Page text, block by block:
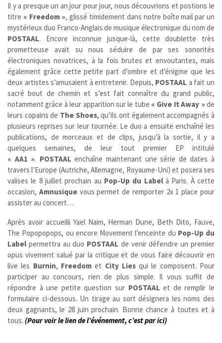
Il y a presque un an jour pour jour, nous découvrions et postions le
titre « Freedom », glissé timidement dans notre boîte mail par un
mystérieux duo Franco-Anglais de musique électronique du nom de
POSTAAL. Encore inconnue jusque-là, cette doublette très
prometteuse avait su nous séduire de par ses sonorités
électroniques novatrices, à la fois brutes et envoutantes, mais
également grâce cette petite part d’ombre et d’énigme que les
deux artistes s’amusaient à entretenir. Depuis, POSTAAL a fait un
sacré bout de chemin et s’est fait connaître du grand public,
notamment grâce à leur apparition sur le tube « Give It Away » de
leurs copains de The Shoes, qu’ils ont également accompagnés à
plusieurs reprises sur leur tournée. Le duo a ensuite enchaîné les
publications, de morceaux et de clips, jusqu’à la sortie, il y a
quelques semaines, de leur tout premier EP intitulé
« AA1 ». POSTAAL enchaîne maintenant une série de dates à
travers l’Europe (Autriche, Allemagne, Royaume-Uni) et posera ses
valises le 8 juillet prochain au Pop-Up du Labelà Paris. À cette
occasion, Amnusiquevous permet de remporter 2x 1 place pour
assister au concert…
Après avoir accueilli Yael Naim, Herman Dune, Beth Dito, Fauve,
The Popopopops, ou encore Movement l’enceinte du Pop-Up du
Label permettra au duo POSTAAL de venir défendre un premier
opus vivement salué par la critique et de vous faire découvrir en
live les Burnin, Freedomet City Liesqui le composent. Pour
participer au concours, rien de plus simple. Il vous suffit de
répondre à une petite question sur POSTAAL et de remplir le
formulaire ci-dessous. Un tirage au sort désignera les noms des
deux gagnants, le 28 juin prochain. Bonne chance à toutes et à
tous. (Pour voir le lien de l’événement, c’est par ici)